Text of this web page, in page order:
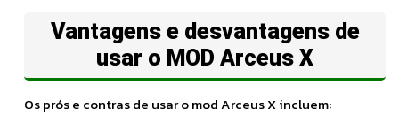
Vantagens e desvantagens de
usar o MOD Arceus X
Os prós e contras de usar o mod Arceus X incluem: